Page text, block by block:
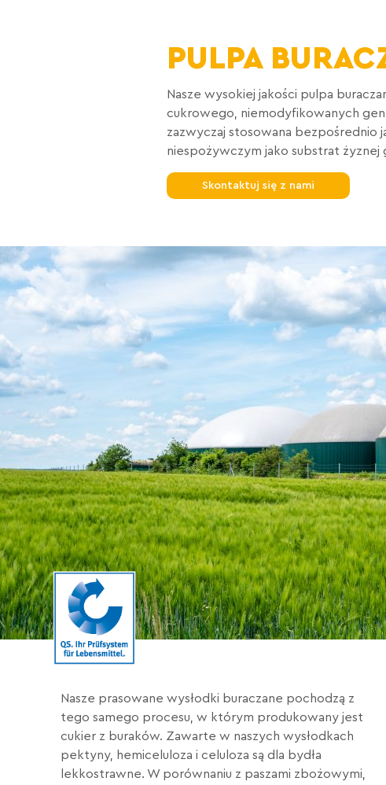
PULPA
Nasze wysokiej jakości pulpa
cukrowego, niemodyfikowanych
zazwyczaj stosowana bezpośrednio
niespożywczym jako substrat
Skontaktuj się z nami
Nasze prasowane wysłodki buraczane pochodzą z
tego samego procesu, w którym produkowany jest
cukier z buraków. Zawarte w naszych wysłodkach
pektyny, hemiceluloza i celuloza są dla bydła
lekkostrawne. W porównaniu z paszami zbożowymi,